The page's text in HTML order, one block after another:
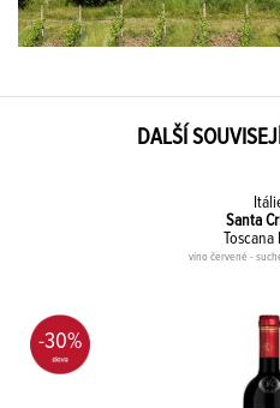
DALŠÍ
Santa
Toscana
víno červené -
-30%